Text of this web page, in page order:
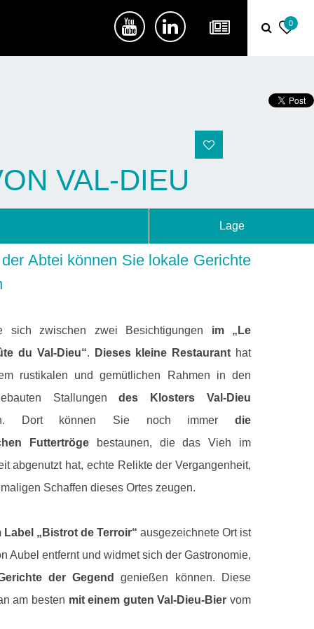
0
VAL-DIEU
Lage
Abtei können Sie lokale Gerichte
sich zwischen zwei Besichtigungen im „Le
du Val-Dieu“. Dieses kleine Restaurant hat
rustikalen und gemütlichen Rahmen in den
Stallungendes Klosters Val-Dieu
Dort können Sie noch immer die
Futtertrögebestaunen, die das Vieh im
abgenutzt hat, echte Relikte der Vergangenheit,
Schaffen dieses Ortes zeugen.
Label „Bistrot de Terroir“ ausgezeichnete Ort ist
Aubel entfernt und widmet sich der Gastronomie,
der Gegend
genießen können. Diese
am besten mit einem guten Val-Dieu-Bier vom